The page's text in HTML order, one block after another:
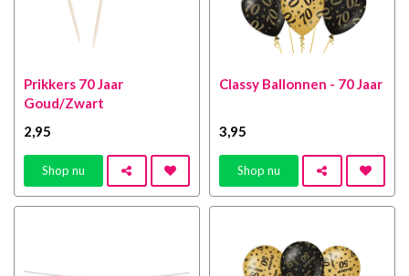
Prikkers 70 Jaar
Goud/Zwart
2 ,95
Shop nu
Classy Ballonnen - 70 Jaar
3 ,95
Shop nu